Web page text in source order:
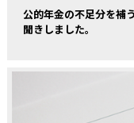
公的年金の不足分を補
聞きしました。